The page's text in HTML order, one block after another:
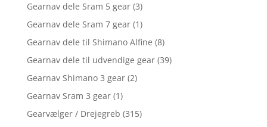
Gearnav dele Sram 5 gear (3)
Gearnav dele Sram 7 gear (1)
Gearnav dele til Shimano Alfine (8)
Gearnav dele til udvendige gear (39)
Gearnav Shimano 3 gear (2)
Gearnav Sram 3 gear (1)
Gearvælger / Drejegreb (315)